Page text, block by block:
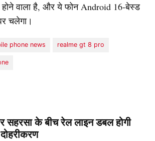
होने वाला है, और ये फोन Android 16-बेस्ड
चलेगा।
phone news realme gt 8 pro
सहरसा के बीच रेल लाइन डबल होगी